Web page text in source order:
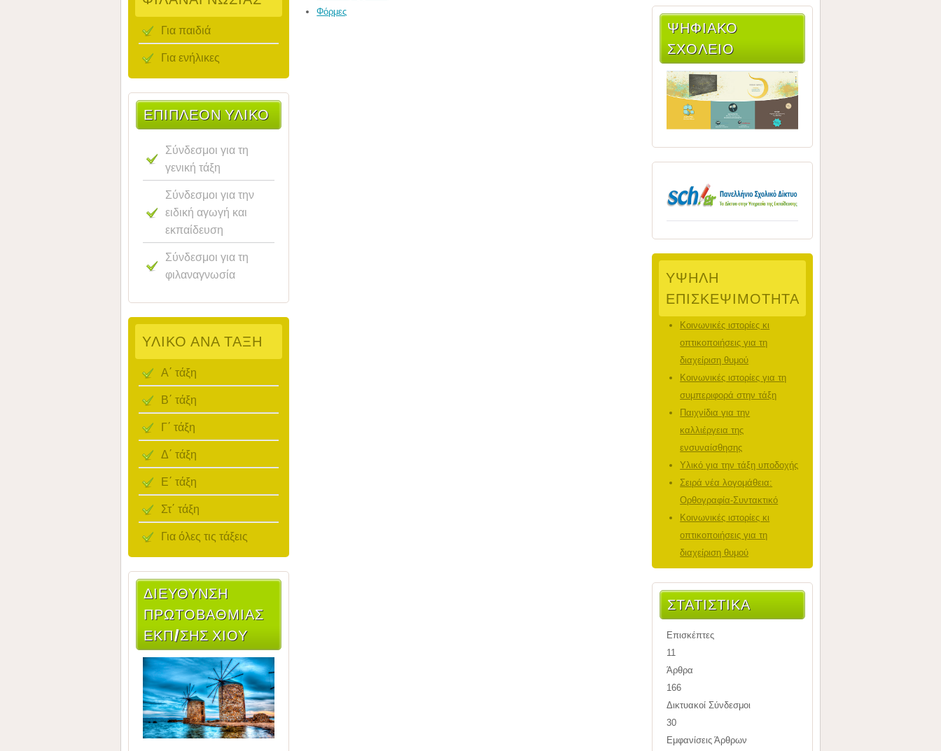
Για παιδιά
Για ενήλικες
ΕΠΙΠΛΈΟΝ ΥΛΙΚΌ
Σύνδεσμοι για τη
γενική τάξη
Σύνδεσμοι για την
ειδική αγωγή και
εκπαίδευση
Σύνδεσμοι για τη
φιλαναγνωσία
ΥΛΙΚΌ ΑΝΆ ΤΆΞΗ
Α΄ τάξη
Β΄ τάξη
Γ΄ τάξη
Δ΄ τάξη
Ε΄ τάξη
Στ΄ τάξη
Για όλες τις τάξεις
ΔΙΕΎΘΥΝΣΗ
ΠΡΩΤΟΒΆΘΜΙΑΣ
ΕΚΠ/ΣΗΣ ΧΊΟΥ
Φόρμες
ΨΗΦΙΑΚΌ
ΣΧΟΛΕΊΟ
ΥΨΗΛΉ
ΕΠΙΣΚΕΨΙΜΌΤΗΤΑ
Κοινωνικές ιστορίες κι
οπτικοποιήσεις για τη
διαχείριση θυμού
Κοινωνικές ιστορίες για τη
συμπεριφορά στην τάξη
Παιχνίδια για την
καλλιέργεια της
ενσυναίσθησης
Υλικό για την τάξη υποδοχής
Σειρά νέα λογομάθεια:
Ορθογραφία-Συντακτικό
Κοινωνικές ιστορίες κι
οπτικοποιήσεις για τη
διαχείριση θυμού
ΣΤΑΤΙΣΤΙΚΆ
Επισκέπτες
11
Άρθρα
166
Δικτυακοί Σύνδεσμοι
30
Εμφανίσεις Άρθρων